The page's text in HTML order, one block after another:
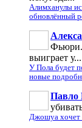
Алимханулы
обновлённый
Фьюри.
выиграет у...
У Пола будет
новые
Павло
Джошуа хочет